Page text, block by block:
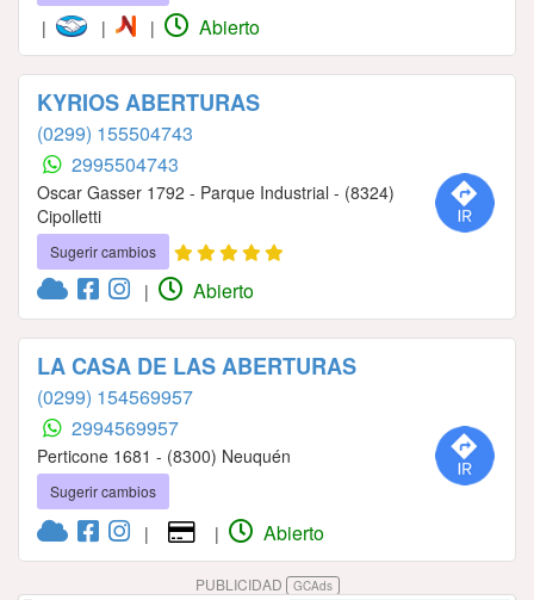
| | | Abierto
KYRIOS ABERTURAS
(0299) 155504743
2995504743
Oscar Gasser 1792 - Parque Industrial - (8324)
Cipolletti
Sugerir cambios
| Abierto
LA CASA DE LAS ABERTURAS
(0299) 154569957
2994569957
Perticone 1681 - (8300) Neuquén
Sugerir cambios
| | Abierto
PUBLICIDAD GCAds